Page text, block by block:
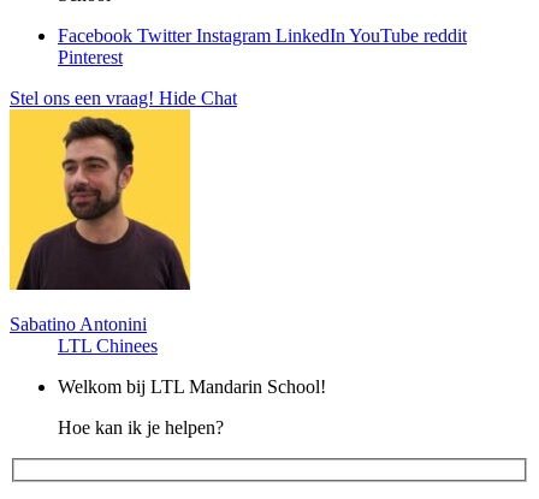
Facebook TwitterInstagram LinkedIn YouTube reddit
Pinterest
Stel ons een vraag! Hide Chat
Sabatino Antonini
LTL Chinees
Welkom bij LTL Mandarin School!
Hoe kan ik je helpen?